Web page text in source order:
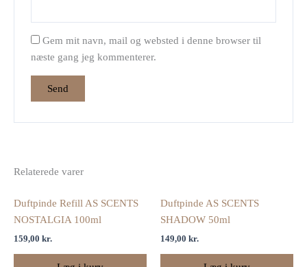
Gem mit navn, mail og websted i denne browser til
næste gang jeg kommenterer.
Relaterede varer
Duftpinde Refill AS SCENTS
NOSTALGIA 100ml
159,00 kr.
Duftpinde AS SCENTS
SHADOW 50ml
149,00 kr.